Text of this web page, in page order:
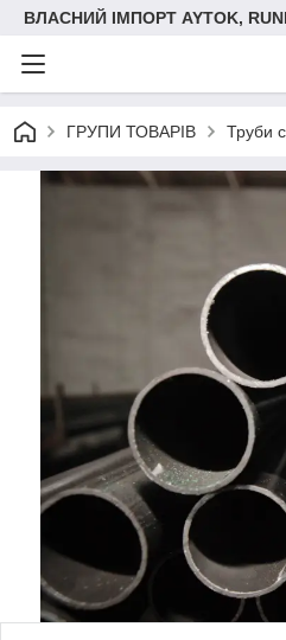
ВЛАСНИЙ ІМПОРТ AYTOK,
ГРУПИ ТОВАРІВ Труби